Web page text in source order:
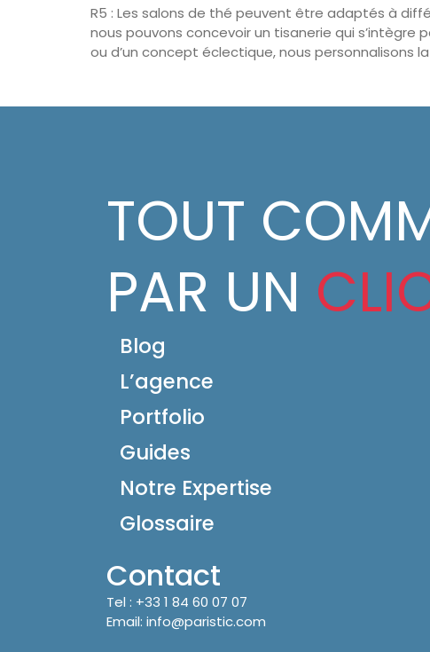
R5 : Les salons de thé peuvent être adaptés à
nous pouvons concevoir un tisanerie qui s’intègre
ou d’un concept éclectique, nous personnalisons
TOUT
PAR UN
Blog
L’agence
Portfolio
Guides
Notre Expertise
Glossaire
Contact
Tel : +33 1 84 60 07 07
Email: info@paristic.com